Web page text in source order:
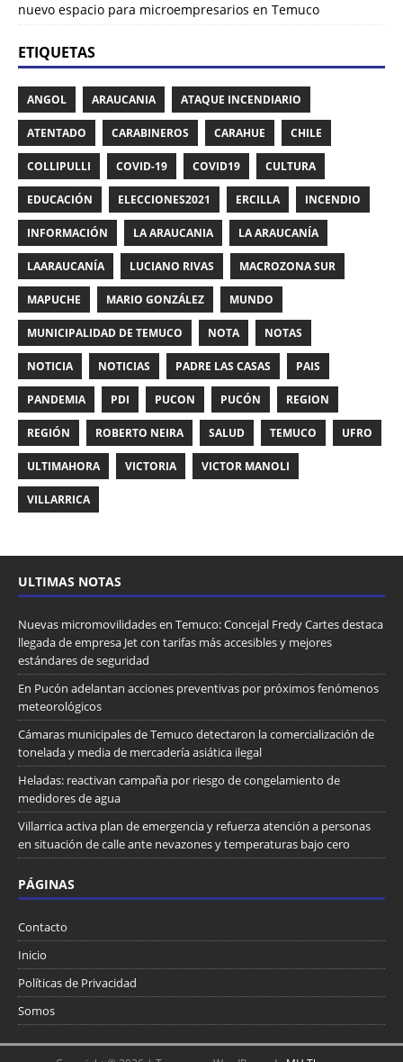
nuevo espacio para microempresarios en Temuco
ETIQUETAS
ANGOL ARAUCANIA ATAQUE INCENDIARIO
ATENTADO CARABINEROS CARAHUE CHILE
COLLIPULLI COVID-19 COVID19 CULTURA
EDUCACIÓN ELECCIONES2021 ERCILLA INCENDIO
INFORMACIÓN LA ARAUCANIA LA ARAUCANÍA
LAARAUCANÍA LUCIANO RIVAS MACROZONA SUR
MAPUCHE MARIO GONZÁLEZ MUNDO
MUNICIPALIDAD DE TEMUCO NOTA NOTAS
NOTICIA NOTICIAS PADRE LAS CASAS PAIS
PANDEMIA PDI PUCON PUCÓN REGION
REGIÓN ROBERTO NEIRA SALUD TEMUCO UFRO
ULTIMAHORA VICTORIA VICTOR MANOLI
VILLARRICA
ULTIMAS NOTAS
Nuevas micromovilidades en Temuco: Concejal Fredy Cartes destaca
llegada de empresa Jet con tarifas más accesibles y mejores
estándares de seguridad
En Pucón adelantan acciones preventivas por próximos fenómenos
meteorológicos
Cámaras municipales de Temuco detectaron la comercialización de
tonelada y media de mercadería asiática ilegal
Heladas: reactivan campaña por riesgo de congelamiento de
medidores de agua
Villarrica activa plan de emergencia y refuerza atención a personas
en situación de calle ante nevazones y temperaturas bajo cero
PÁGINAS
Contacto
Inicio
Políticas de Privacidad
Somos